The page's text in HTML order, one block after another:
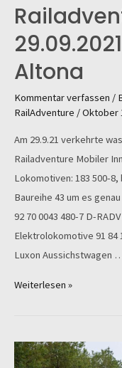
Altona
Kommentar verfassen /
RailAdventure /Oktober
Am 29.9.21 verkehrte
Railadventure Mobiler
Lokomotiven: 183 500-
Baureihe 43 um es
92 70 0043 480-7 D-
Elektrolokomotive 91 84
Luxon Aussichstwagen
Railadventure
in
Hamburg-
Weiterlesen »